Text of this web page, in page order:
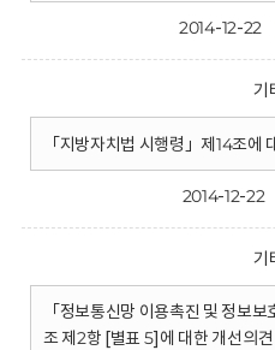
2014-12-22
기
「지방자치법 시행령」제14조에
2014-12-22
기
「정보통신망 이용촉진 및 정보
조 제2항 [별표 5]에 대한 개선의